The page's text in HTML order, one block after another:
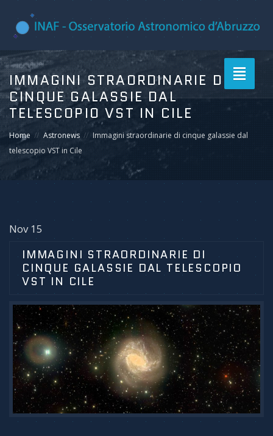
Toggle
IMMAGINI STRAORDINARIE DI
CINQUE GALASSIE DAL
TELESCOPIO VST IN CILE
Home Astronews
Immagini straordinarie di cinque galassie dal
telescopio VST in Cile
Nov 15
IMMAGINI STRAORDINARIE DI
CINQUE GALASSIE DAL TELESCOPIO
VST IN CILE